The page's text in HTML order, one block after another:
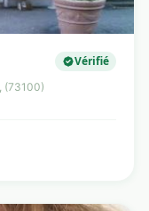
Vérifié
(73100)